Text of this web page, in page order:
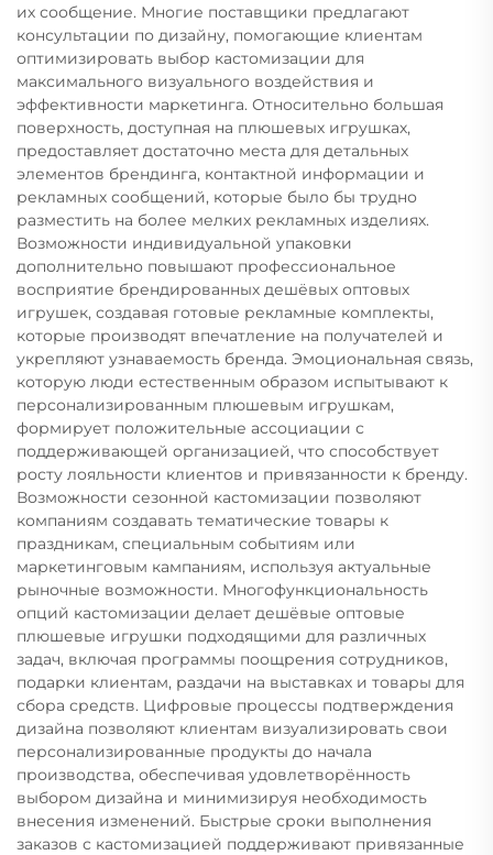
их сообщение. Многие поставщики предлагают
консультации по дизайну, помогающие клиентам
оптимизировать выбор кастомизации для
максимального визуального воздействия и
эффективности маркетинга. Относительно большая
поверхность, доступная на плюшевых игрушках,
предоставляет достаточно места для детальных
элементов брендинга, контактной информации и
рекламных сообщений, которые было бы трудно
разместить на более мелких рекламных изделиях.
Возможности индивидуальной упаковки
дополнительно повышают профессиональное
восприятие брендированных дешёвых оптовых
игрушек, создавая готовые рекламные комплекты,
которые производят впечатление на получателей и
укрепляют узнаваемость бренда. Эмоциональная связь,
которую люди естественным образом испытывают к
персонализированным плюшевым игрушкам,
формирует положительные ассоциации с
поддерживающей организацией, что способствует
росту лояльности клиентов и привязанности к бренду.
Возможности сезонной кастомизации позволяют
компаниям создавать тематические товары к
праздникам, специальным событиям или
маркетинговым кампаниям, используя актуальные
рыночные возможности. Многофункциональность
опций кастомизации делает дешёвые оптовые
плюшевые игрушки подходящими для различных
задач, включая программы поощрения сотрудников,
подарки клиентам, раздачи на выставках и товары для
сбора средств. Цифровые процессы подтверждения
дизайна позволяют клиентам визуализировать свои
персонализированные продукты до начала
производства, обеспечивая удовлетворённость
выбором дизайна и минимизируя необходимость
внесения изменений. Быстрые сроки выполнения
заказов с кастомизацией поддерживают привязанные